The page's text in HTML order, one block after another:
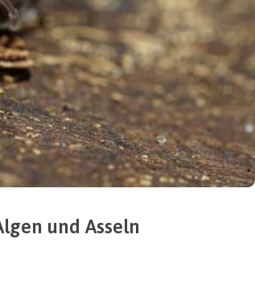
und Asseln